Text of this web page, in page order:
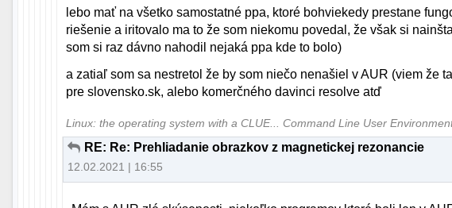
lebo mať na všetko samostatné ppa, ktoré bohviekedy prestane
riešenie a iritovalo ma to že som niekomu povedal, že však si
som si raz dávno nahodil nejaká ppa kde to bolo)
a zatiaľ som sa nestretol že by som niečo nenašiel v AUR (viem že
pre slovensko.sk, alebo komerčného davinci resolve atď
Linux: the operating system with a CLUE... Command Line User
RE: Re: Prehliadanie obrazkov z magnetickej rezonancie
12.02.2021 | 16:55